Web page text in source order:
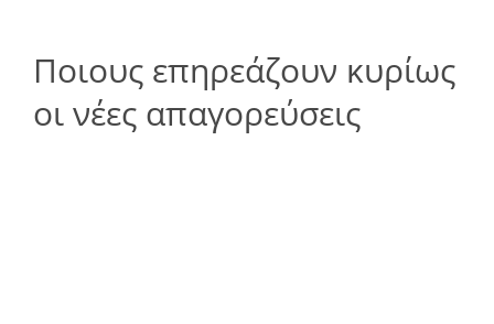
Ποιους επηρεάζουν κυρίως
οι νέες απαγορεύσεις